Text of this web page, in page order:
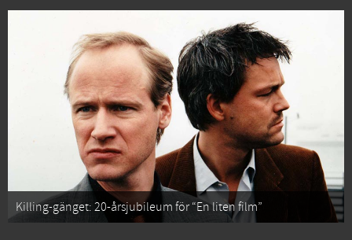
Killing-gänget: 20-årsjubileum för “En liten film”